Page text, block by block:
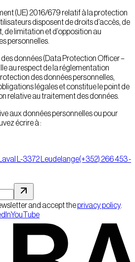
(UE) 2016/679 relatif à la protection
disposent de droits d’accès, de
de limitation et d’opposition au
personnelles.
des données (Data Protection Officer –
au respect de la réglementation
des données personnelles,
légales et constitue le point de
relative au traitement des données.
aux données personnelles ou pour
écrire à :
L-3372 Leudelange(+352) 266 453 -
and accept theprivacy policy.
YouTube